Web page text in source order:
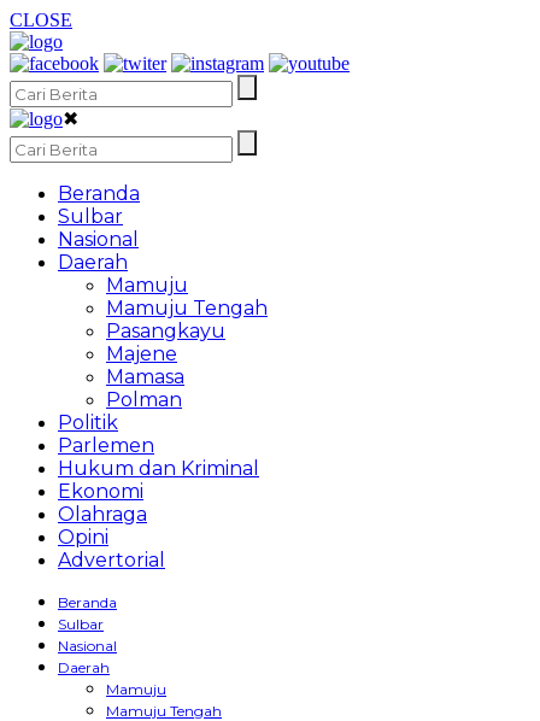
CLOSE
✖
Beranda
Sulbar
Nasional
Daerah
Mamuju
Mamuju Tengah
Pasangkayu
Majene
Mamasa
Polman
Politik
Parlemen
Hukum dan Kriminal
Ekonomi
Olahraga
Opini
Advertorial
Beranda
Sulbar
Nasional
Daerah
Mamuju
Mamuju Tengah